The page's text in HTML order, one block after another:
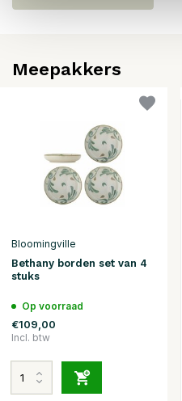
Meepakkers
Bloomingville
Bethany borden set van 4
stuks
Op voorraad
€109,00
Incl. btw